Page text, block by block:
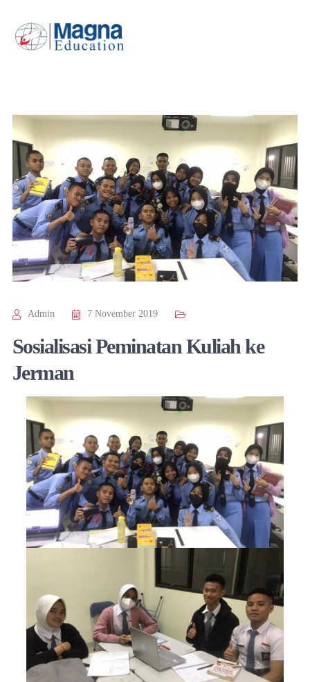
Admin 7 November 2019
Sosialisasi Peminatan Kuliah ke
Jerman